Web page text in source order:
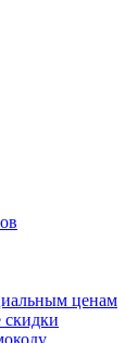
ценам
скидки